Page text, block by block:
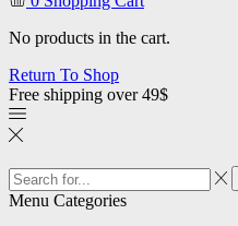
No products in the cart.
Return To Shop
Free shipping over 49$
Menu Categories